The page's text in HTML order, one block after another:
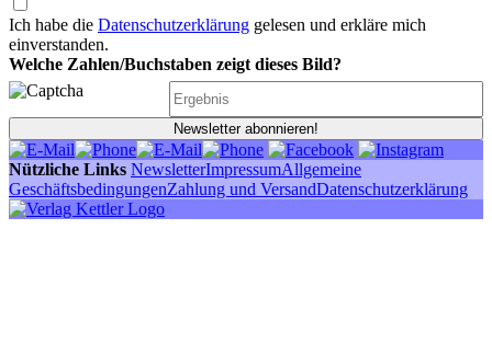
Ich habe die Datenschutzerklärung gelesen und erkläre mich
einverstanden.
Welche Zahlen/Buchstaben zeigt dieses Bild?
Newsletter abonnieren!
Nützliche Links NewsletterImpressumAllgemeine
GeschäftsbedingungenZahlung und VersandDatenschutzerklärung